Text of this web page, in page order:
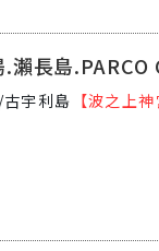
瀨長島.PARCO
宇利島 【波之上神